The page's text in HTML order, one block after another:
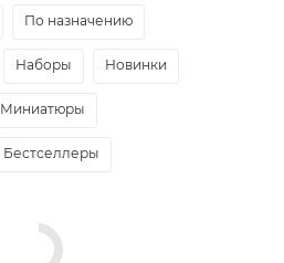
По назначению
Наборы Новинки
Миниатюры
Бестселлеры